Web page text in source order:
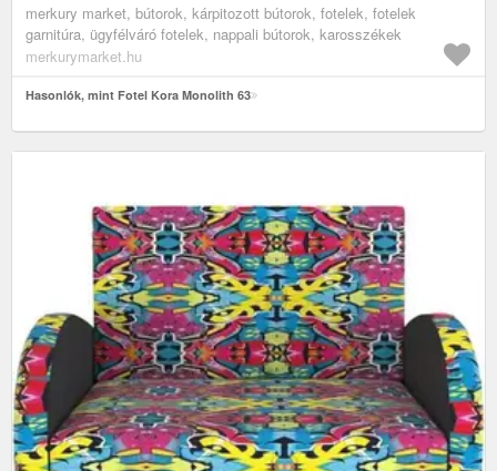
merkury market, bútorok, kárpitozott bútorok, fotelek, fotelek
garnitúra, ügyfélváró fotelek, nappali bútorok, karosszékek
merkurymarket.hu
Hasonlók, mint Fotel Kora Monolith 63